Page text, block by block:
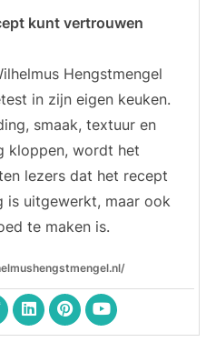
kunt vertrouwen
Hengstmengel
in zijn eigen keuken.
smaak, textuur en
kloppen, wordt het
lezers dat het recept
is uitgewerkt, maar ook
te maken is.